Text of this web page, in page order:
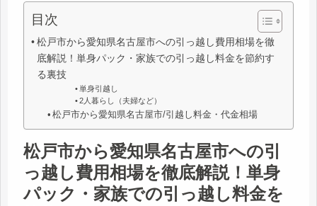
目次
松戸市から愛知県名古屋市への引っ越し費用相場を徹
底解説！単身パック・家族での引っ越し料金を節約す
る裏技
単身引越し
2人暮らし（夫婦など）
松戸市から愛知県名古屋市/引越し料金・代金相場
松戸市から愛知県名古屋市への引
っ越し費用相場を徹底解説！単身
パック・家族での引っ越し料金を